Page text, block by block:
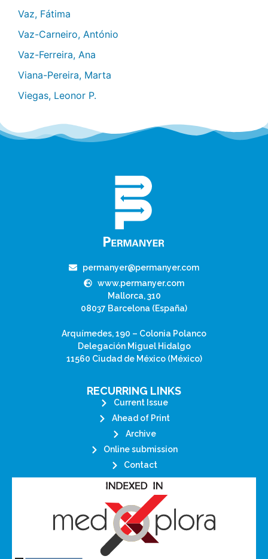
Vaz, Fátima
Vaz-Carneiro, António
Vaz-Ferreira, Ana
Viana-Pereira, Marta
Viegas, Leonor P.
permanyer@permanyer.com
www.permanyer.com
Mallorca, 310
08037 Barcelona (España)
Arquímedes, 190 – Colonia Polanco
Delegación Miguel Hidalgo
11560 Ciudad de México (México)
RECURRING LINKS
Current Issue
Ahead of Print
Archive
Online submission
Contact